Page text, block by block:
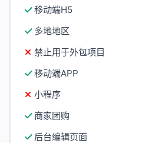
移动端H5
多地地区
禁止用于外包项目
移动端APP
小程序
商家团购
后台编辑页面